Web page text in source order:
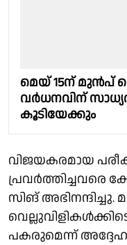
മെയ് 15ന് മുൻപ്
വർധനവിന്
കൂടിയേക്കും
വിജയകരമായ
പ്രവർത്തിച്ചവരെ
സിങ് അഭിനന്ദിച്ചു.
പകരുമെന്ന്